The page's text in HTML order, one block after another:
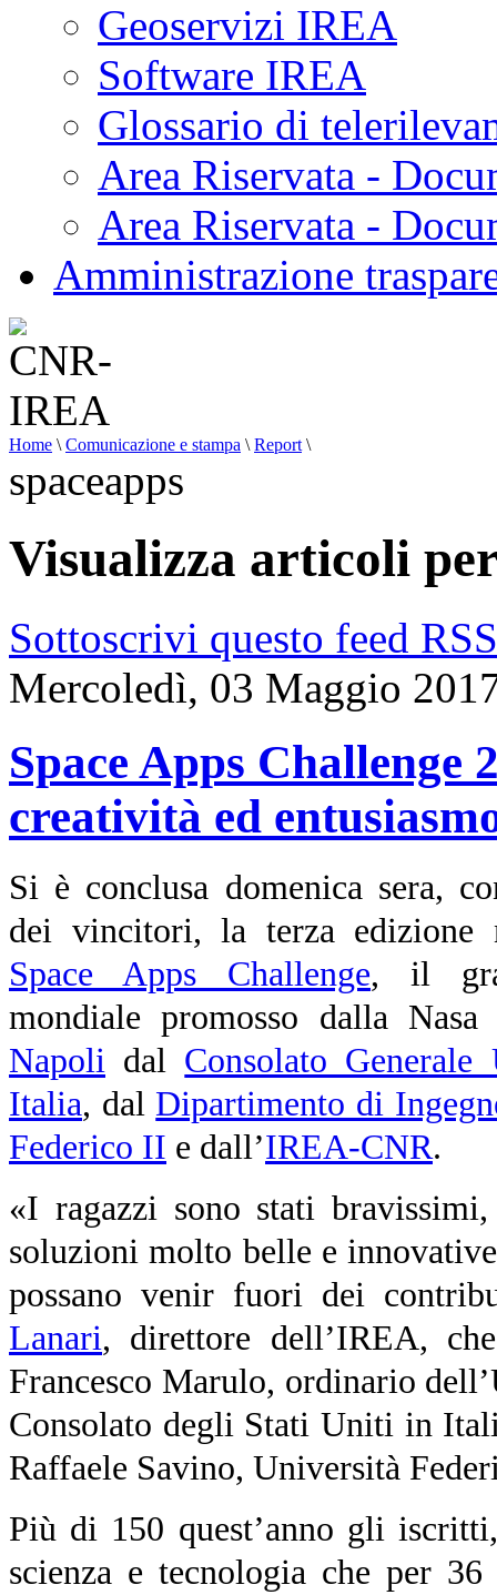
Geoservizi IREA
Software IREA
Glossario di
Area Riservata -
Area Riservata -
Amministrazione
Home \ Comunicazione e stampa \ Report \
spaceapps
Visualizza articoli
Sottoscrivi questo feed RSS
Mercoledì, 03 Maggio
Space Apps Challenge
creatività ed
Si è conclusa domenica sera,
dei vincitori, la terza edizione
Space Apps Challenge, il
mondiale promosso dalla
Napoli dal Consolato
Italia, dal Dipartimento di
Federico II e dall’IREA-CNR.
«I ragazzi sono stati
soluzioni molto belle e
possano venir fuori dei
Lanari, direttore dell’IREA,
Francesco Marulo, ordinario
Consolato degli Stati Uniti in
Raffaele Savino, Università
Più di 150 quest’anno gli
scienza e tecnologia che per